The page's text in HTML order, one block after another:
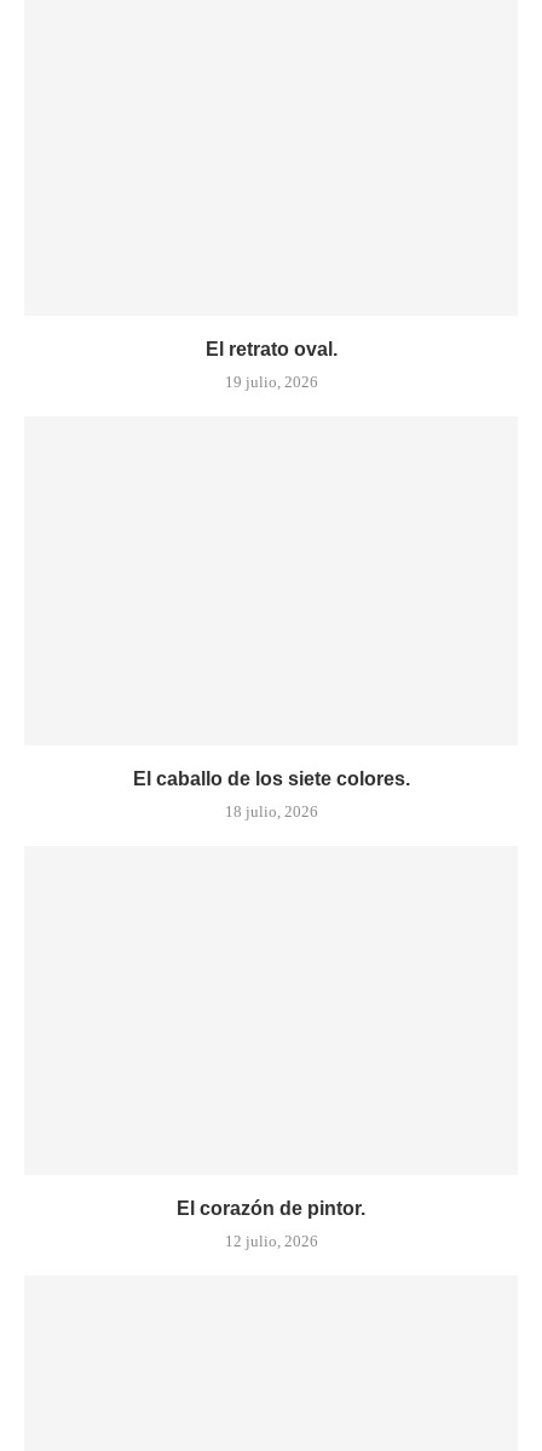
El retrato oval.
19 julio, 2026
El caballo de los siete colores.
18 julio, 2026
El corazón de pintor.
12 julio, 2026